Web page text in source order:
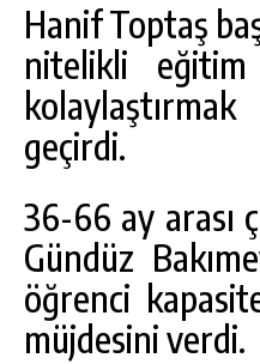
Hanif Toptaş
nitelikli eğitim
geçirdi.
36-66 ay arası
Gündüz
öğrenci
müjdesini verdi.